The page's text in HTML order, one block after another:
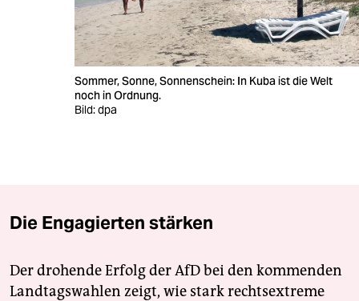
veranstaltungen
fragen & hilfe
epaper login
Sommer, Sonne, Sonnenschein: In Kuba ist die Welt
noch in Ordnung.
Bild: dpa
Die Engagierten stärken
Der drohende Erfolg der AfD bei den kommenden
Landtagswahlen zeigt, wie stark rechtsextreme